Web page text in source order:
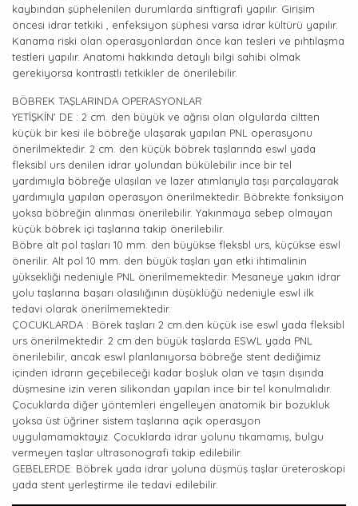
kaybından şüphelenilen durumlarda sinftigrafi yapılır. Girişim
öncesi idrar tetkiki , enfeksiyon şüphesi varsa idrar kültürü yapılır.
Kanama riski olan operasyonlardan önce kan tesleri ve pıhtılaşma
testleri yapılır. Anatomi hakkında detaylı bilgi sahibi olmak
gerekiyorsa kontrastlı tetkikler de önerilebilir.
BÖBREK TAŞLARINDA OPERASYONLAR
YETİŞKİN' DE : 2 cm. den büyük ve ağrısı olan olgularda ciltten
küçük bir kesi ile böbreğe ulaşarak yapılan PNL operasyonu
önerilmektedir. 2 cm. den küçük böbrek taşlarında eswl yada
fleksibl urs denilen idrar yolundan bükülebilir ince bir tel
yardımıyla böbreğe ulaşılan ve lazer atımlarıyla taşı parçalayarak
yardımıyla yapılan operasyon önerilmektedir. Böbrekte fonksiyon
yoksa böbreğin alınması önerilebilir. Yakınmaya sebep olmayan
küçük böbrek içi taşlarına takip önerilebilir.
Böbre alt pol taşları 10 mm. den büyükse fleksbl urs, küçükse eswl
önerilir. Alt pol 10 mm. den büyük taşları yan etki ihtimalinin
yüksekliği nedeniyle PNL önerilmemektedir. Mesaneye yakın idrar
yolu taşlarına başarı olasılığının düşüklüğü nedeniyle eswl ilk
tedavi olarak önerilmemektedir.
ÇOCUKLARDA : Börek taşları 2 cm.den küçük ise eswl yada fleksibl
urs önerilmektedir. 2 cm.den büyük taşlarda ESWL yada PNL
önerilebilir, ancak eswl planlanıyorsa böbreğe stent dediğimiz
içinden idrarın geçebileceği kadar boşluk olan ve taşın dışında
düşmesine izin veren silikondan yapılan ince bir tel konulmalıdır.
Çocuklarda diğer yöntemleri engelleyen anatomik bir bozukluk
yoksa üst üğriner sistem taşlarına açık operasyon
uygulamamaktayız. Çocuklarda idrar yolunu tıkamamış, bulgu
vermeyen taşlar ultrasonografi takip edilebilir.
GEBELERDE: Böbrek yada idrar yoluna düşmüş taşlar üreteroskopi
yada stent yerleştirme ile tedavi edilebilir.